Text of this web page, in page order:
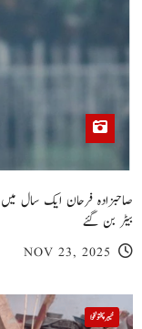
بیٹر بن گئے
NOV 23, 2025
خیبر پختونخوا